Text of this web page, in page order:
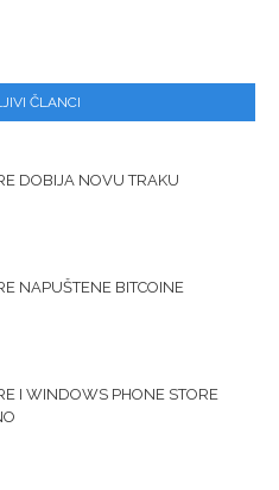
ČLANCI
DOBIJA NOVU TRAKU
NAPUŠTENE BITCOINE
I WINDOWS PHONE STORE